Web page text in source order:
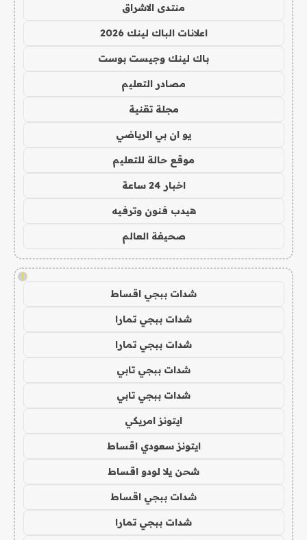
منتدى الاشراق
اعلانات الباك لينك 2026
باك لينك وجيست بوست
مصادر التعليم
مجلة تقنية
يو ان بي الرياضي
موقع حالة للتعليم
اخبار 24 ساعة
هيدب فنون وترفيه
صحيفة العالم
!
شدات ببجي اقساط
شدات ببجي تمارا
شدات ببجي تمارا
شدات ببجي تابي
شدات ببجي تابي
ايتونز امريكي
ايتونز سعودي اقساط
شحن يلا لودو اقساط
شدات ببجي اقساط
شدات ببجي تمارا